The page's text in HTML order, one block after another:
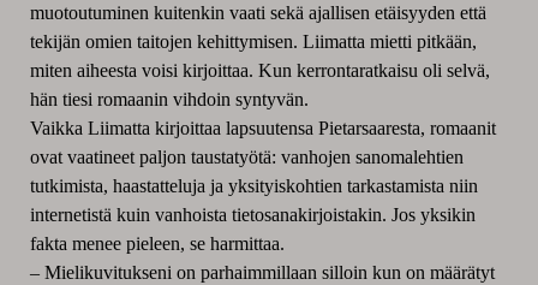
muotoutuminen kuitenkin vaati sekä ajallisen etäisyyden että
tekijän omien taitojen kehittymisen. Liimatta mietti pitkään,
miten aiheesta voisi kirjoittaa. Kun kerrontaratkaisu oli selvä,
hän tiesi romaanin vihdoin syntyvän.
Vaikka Liimatta kirjoittaa lapsuutensa Pietarsaaresta, romaanit
ovat vaatineet paljon taustatyötä: vanhojen sanomalehtien
tutkimista, haastatteluja ja yksityiskohtien tarkastamista niin
internetistä kuin vanhoista tietosanakirjoistakin. Jos yksikin
fakta menee pieleen, se harmittaa.
– Mielikuvitukseni on parhaimmillaan silloin kun on määrätyt